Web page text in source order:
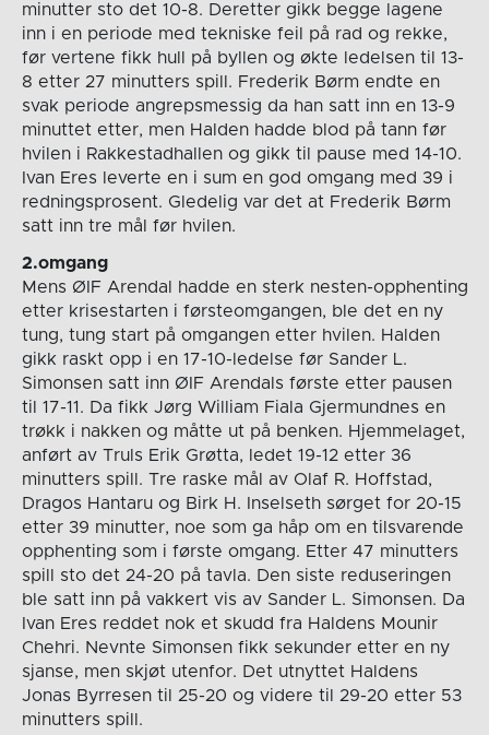
minutter sto det 10-8. Deretter gikk begge lagene
inn i en periode med tekniske feil på rad og rekke,
før vertene fikk hull på byllen og økte ledelsen til 13-
8 etter 27 minutters spill. Frederik Børm endte en
svak periode angrepsmessig da han satt inn en 13-9
minuttet etter, men Halden hadde blod på tann før
hvilen i Rakkestadhallen og gikk til pause med 14-10.
Ivan Eres leverte en i sum en god omgang med 39 i
redningsprosent. Gledelig var det at Frederik Børm
satt inn tre mål før hvilen.
2.omgang
Mens ØIF Arendal hadde en sterk nesten-opphenting
etter krisestarten i førsteomgangen, ble det en ny
tung, tung start på omgangen etter hvilen. Halden
gikk raskt opp i en 17-10-ledelse før Sander L.
Simonsen satt inn ØIF Arendals første etter pausen
til 17-11. Da fikk Jørg William Fiala Gjermundnes en
trøkk i nakken og måtte ut på benken. Hjemmelaget,
anført av Truls Erik Grøtta, ledet 19-12 etter 36
minutters spill. Tre raske mål av Olaf R. Hoffstad,
Dragos Hantaru og Birk H. Inselseth sørget for 20-15
etter 39 minutter, noe som ga håp om en tilsvarende
opphenting som i første omgang. Etter 47 minutters
spill sto det 24-20 på tavla. Den siste reduseringen
ble satt inn på vakkert vis av Sander L. Simonsen. Da
Ivan Eres reddet nok et skudd fra Haldens Mounir
Chehri. Nevnte Simonsen fikk sekunder etter en ny
sjanse, men skjøt utenfor. Det utnyttet Haldens
Jonas Byrresen til 25-20 og videre til 29-20 etter 53
minutters spill.